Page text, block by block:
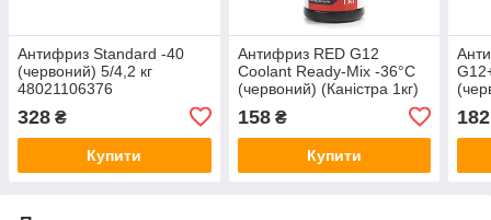
Антифриз Standard -40
(червоний) 5/4,2 кг
48021106376
328 ₴
Купити
Антифриз RED G12
Сoolant Ready-Mix -36°C
(червоний) (Каністра 1кг)
158₴
Купити
182